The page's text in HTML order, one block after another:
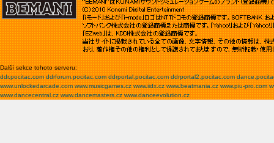
Další sekce tohoto serveru:
ddr.pocitac.com ddrforum.pocitac.com ddrportal.pocitac.com ddrportal2.pocitac.com
www.unlockedarcade.com www.musicgames.cz www.iidx.cz www.beatmania.cz www.piu-pro.com
www.dancecentral.cz www.dancemasters.cz www.danceevolution.cz